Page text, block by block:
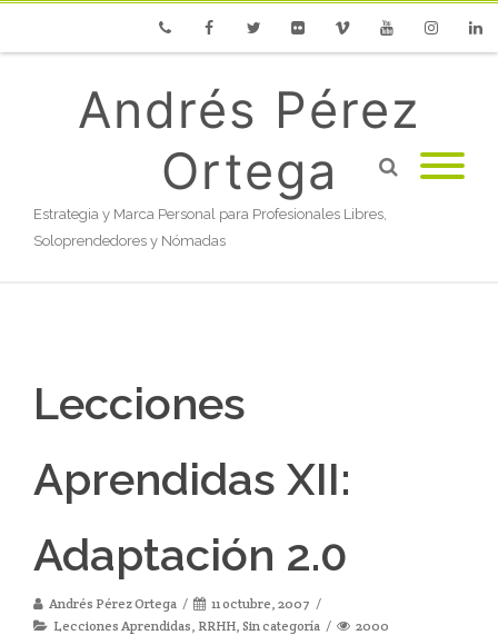
Andrés Pérez
Ortega
Estrategia y Marca Personal para Profesionales Libres,
Soloprendedores y Nómadas
Lecciones
Aprendidas XII:
Adaptación 2.0
Andrés Pérez Ortega
11 octubre, 2007
Lecciones Aprendidas, RRHH, Sin categoría 2000